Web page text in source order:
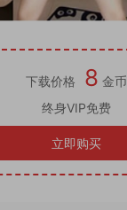
下载价格 8 金币
终身VIP免费
立即购买